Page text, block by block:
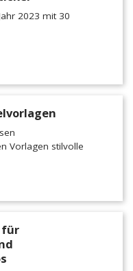
2023 mit 30
Vorlagen stilvolle
für